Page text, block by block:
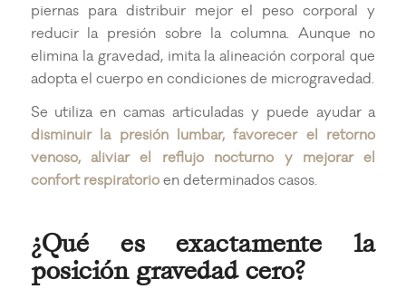
piernas para distribuir mejor el peso corporal y
reducir la presión sobre la columna. Aunque no
elimina la gravedad, imita la alineación corporal que
adopta el cuerpo en condiciones de microgravedad.
Se utiliza en camas articuladas y puede ayudar a
disminuir la presión lumbar, favorecer el retorno
venoso, aliviar el reflujo nocturno y mejorar el
confort respiratorioen determinados casos.
¿Qué es exactamente la
posición gravedad cero?